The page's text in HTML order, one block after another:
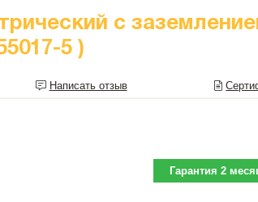
с
5 )
Написать отзыв
Гарантия 2